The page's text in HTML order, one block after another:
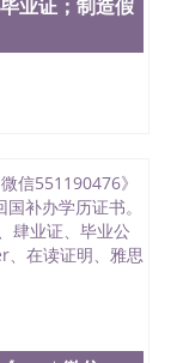
业证；制造假